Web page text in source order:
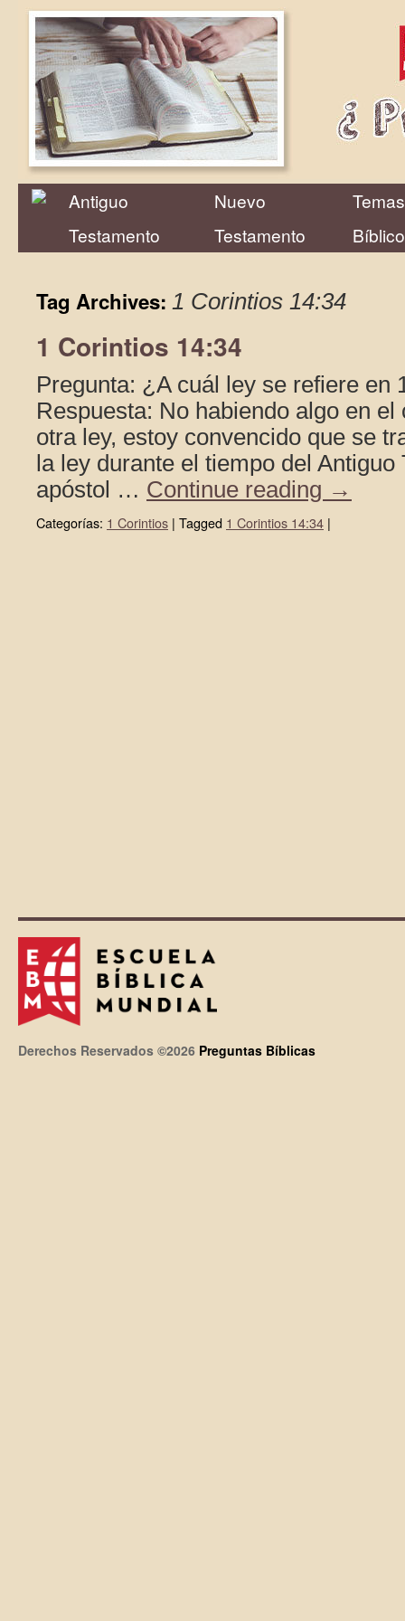
Antiguo
Testamento
Nuevo
Testamento
Temas
Tag Archives: 1 Corintios 14:34
1 Corintios 14:34
Pregunta: ¿A cuál ley se refiere en
Respuesta: No habiendo algo en el
otra ley, estoy convencido que se
la ley durante el tiempo del Antiguo
apóstol … Continue reading →
Categorías: 1 Corintios | Tagged 1 Corintios 14:34 |
Derechos Reservados ©2026 Preguntas Bíblicas